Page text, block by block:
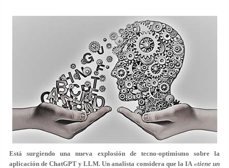
Está surgiendo una nueva explosión de tecno-optimismo sobre la
aplicación de ChatGPT y LLM. Un analista considera que la IA «tiene un